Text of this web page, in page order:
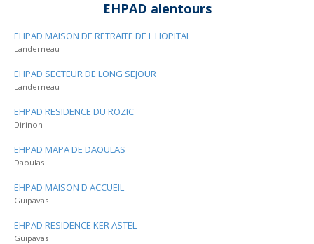
EHPAD alentours
EHPAD MAISON DE RETRAITE DE L HOPITAL
Landerneau
EHPAD SECTEUR DE LONG SEJOUR
Landerneau
EHPAD RESIDENCE DU ROZIC
Dirinon
EHPAD MAPA DE DAOULAS
Daoulas
EHPAD MAISON D ACCUEIL
Guipavas
EHPAD RESIDENCE KER ASTEL
Guipavas